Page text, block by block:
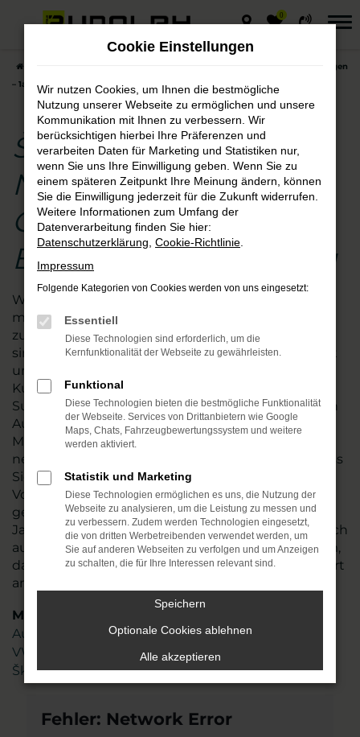
Zum
0
Škoda Superb Neuwagen
– 1a Qualität für Fahrten in Erfurt und Umgebung
Škoda Superb
Neuwagen – 1a
Qualität für Fahrten in
Erfurt und Umgebung
Wer beim Autokauf auf der sicheren Seite sein
möchte, steigt in einen Škoda Superb Neuwagen
zum günstigen Preis. Wir vom Autohaus Rudolph
sind seit vielen Jahren auf diese Marke spezialisiert
und richten uns ausdrücklich auch an unsere
Kundschaft in Erfurt. Der Vorteil, den ein Škoda
Superb Neuwagen bietet, liegt in der individuellen
Ausstattung und der freien Auswahl hinsichtlich
Motorisierung, Lackierung und aller Extras. Wir
nennen es „Konfigurieren“ und meinen damit, dass
Sie exakt das Auto erhalten, das Ihren
Vorstellungen entspricht. Dabei beraten wir Sie
gern und bringen das Fachwissen aus mehr als 45
Jahren in der Automobilbranche ein. Freuen Sie sich
auf ein gut geschultes und hoch motiviertes Team,
das genau weiß, worauf es bei der Mobilität in Erfurt
ankommt
Marken
Audi
VW
Škoda
Fehler: Network Error
Cookie Einstellungen
Wir nutzen Cookies, um Ihnen die bestmögliche
Nutzung unserer Webseite zu ermöglichen und unsere
Kommunikation mit Ihnen zu verbessern. Wir
berücksichtigen hierbei Ihre Präferenzen und
verarbeiten Daten für Marketing und Statistiken nur,
wenn Sie uns Ihre Einwilligung geben. Wenn Sie zu
einem späteren Zeitpunkt Ihre Meinung ändern, können
Sie die Einwilligung jederzeit für die Zukunft widerrufen.
Weitere Informationen zum Umfang der
Datenverarbeitung finden Sie hier:
Datenschutzerklärung Cookie-Richtlinie
Impressum
Folgende Kategorien von Cookies werden von uns eingesetzt:
Essentiell
Diese Technologien sind erforderlich, um die
Kernfunktionalität der Webseite zu gewährleisten.
Funktional
Diese Technologien bieten die bestmögliche Funktionalität
der Webseite. Services von Drittanbietern wie Google
Maps, Chats, Fahrzeugbewertungssystem und weitere
werden aktiviert.
Statistik und Marketing
Diese Technologien ermöglichen es uns, die Nutzung der
Webseite zu analysieren, um die Leistung zu messen und
zu verbessern. Zudem werden Technologien eingesetzt,
die von dritten Werbetreibenden verwendet werden, um
Sie auf anderen Webseiten zu verfolgen und um Anzeigen
zu schalten, die für Ihre Interessen relevant sind.
Speichern
Optionale Cookies ablehnen
Alle akzeptieren